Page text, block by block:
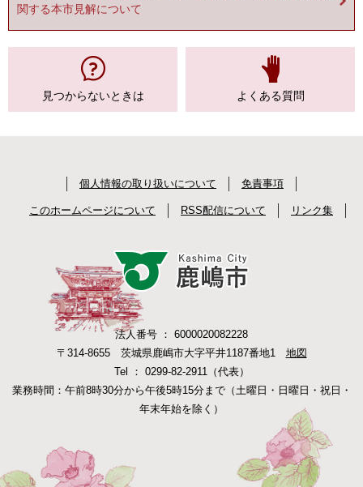
関する本市見解について
見つからないときは よくある質問
個人情報の取り扱いについて 免責事項
このホームページについて RSS配信について リンク集
法人番号 ： 6000020082228
〒314-8655 茨城県鹿嶋市大字平井1187番地1 地図
Tel ： 0299-82-2911（代表）
業務時間：午前8時30分から午後5時15分まで（土曜日・日曜日・祝日・
年末年始を除く）